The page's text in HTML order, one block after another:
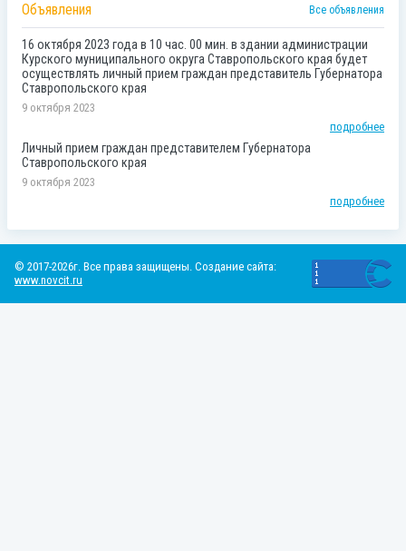
Объявления Все объявления
16 октября 2023 года в 10 час. 00 мин. в здании администрации
Курского муниципального округа Ставропольского края будет
осуществлять личный прием граждан представитель Губернатора
Ставропольского края
9 октября 2023
подробнее
Личный прием граждан представителем Губернатора
Ставропольского края
9 октября 2023
подробнее
© 2017-2026г. Все права защищены. Создание сайта:
www.novcit.ru